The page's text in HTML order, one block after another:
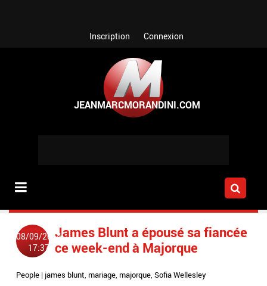
Inscription Connexion
08/09/2014
17:37
James Blunt a épousé sa fiancée
ce week-end à Majorque
People | james blunt,mariage,majorque,Sofia Wellesley